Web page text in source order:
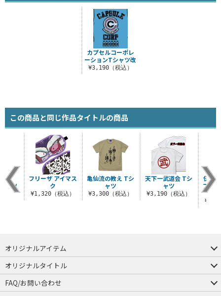
カプセルコーポレ
ーションTシャツ改
¥3,190（税込）
この商品と同じ作品タイトルの商品
亀仙流の教え Tシ
ャツ
¥3,300（税込）
天下一武道会 Tシ
ャツ
¥3,190（税込）
伝説
ブロ
ャツ
込）
フリーザ アイマス
ク
¥1,320（税込）
オリジナルアイテム
つままれ
つかまれ
ピョコッテ
オリジナルタイトル
アイテムヤ
ミスカトニック大學購買部
FAQ/お問い合わせ